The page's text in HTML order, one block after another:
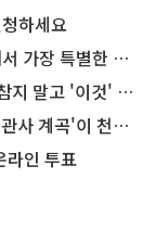
하세요
한 편의점의 정체
'이것' 해보세요!
곡'이 천국이네~
라인 투표